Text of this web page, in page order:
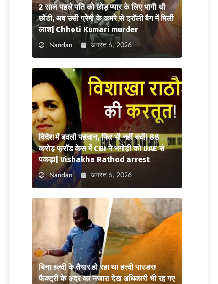
2 साल पहले पति को छोड़ प्यार के लिए भागी थी
छोटी, अब उसी प्रेमी के कमरे से ट्रॉली बैग में मिली
लाश| Chhoti Kumari murder
Nandani अगस्त 6, 2026
विदेश में बदली पहचान, फिर भी नहीं बची! 88
करोड़ फ्रॉड केस में CBI ने भगोड़ी को UAE से
पकड़ा| Vishakha Rathod arrest
Nandani अगस्त 6, 2026
बिना हल्दी के तैयार हो रहा था हल्दी पाउडर!
फैक्ट्री के अंदर का नजारा देख अधिकारी भी रह गए